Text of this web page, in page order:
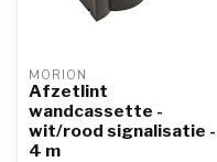
MORION
Afzetlint
wandcassette -
wit/rood signalisatie -
4 m